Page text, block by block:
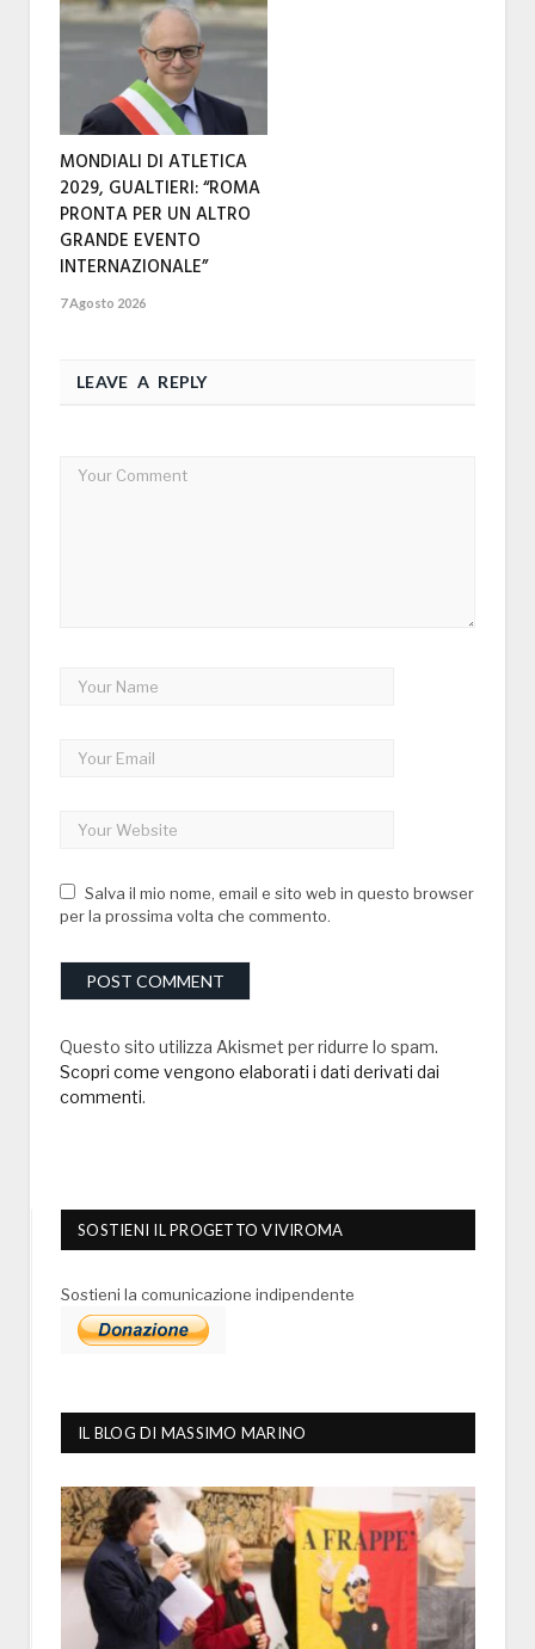
MONDIALI DI ATLETICA
2029, GUALTIERI: “ROMA
PRONTA PER UN ALTRO
GRANDE EVENTO
INTERNAZIONALE”
7 Agosto 2026
LEAVE A REPLY
Salva il mio nome, email e sito web in questo browser
per la prossima volta che commento.
Questo sito utilizza Akismet per ridurre lo spam.
Scopri come vengono elaborati i dati derivati dai
commenti.
SOSTIENI IL PROGETTO VIVIROMA
Sostieni la comunicazione indipendente
IL BLOG DI MASSIMO MARINO